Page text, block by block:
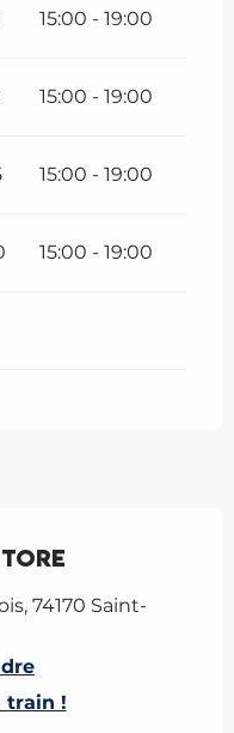
15:00 - 19:00
15:00 - 19:00
15:00 - 19:00
15:00 - 19:00
74170 Saint-
train !